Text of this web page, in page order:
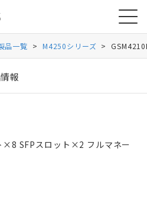
品一覧 > M4250シリーズ >
報
×8 SFPスロット×2 フルマネー